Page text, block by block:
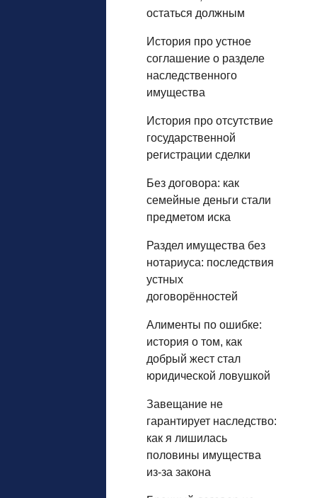
остаться должным
История про устное
соглашение о разделе
наследственного
имущества
История про отсутствие
государственной
регистрации сделки
Без договора: как
семейные деньги стали
предметом иска
Раздел имущества без
нотариуса: последствия
устных
договорённостей
Алименты по ошибке:
история о том, как
добрый жест стал
юридической ловушкой
Завещание не
гарантирует наследство:
как я лишилась
половины имущества
из‑за закона